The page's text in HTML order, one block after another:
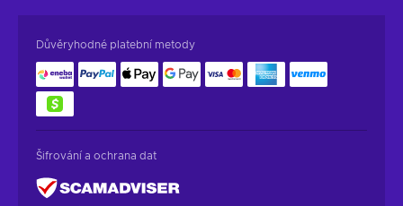
Důvěryhodné platební metody
Šifrování a ochrana dat